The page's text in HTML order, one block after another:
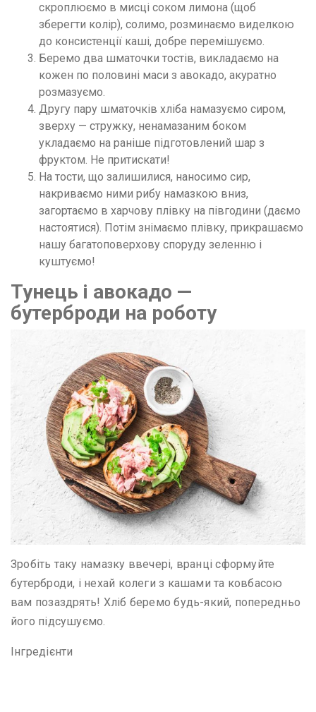
скроплюємо в мисці соком лимона (щоб
зберегти колір), солимо, розминаємо виделкою
до консистенції каші, добре перемішуємо.
Беремо два шматочки тостів, викладаємо на
кожен по половині маси з авокадо, акуратно
розмазуємо.
Другу пару шматочків хліба намазуємо сиром,
зверху — стружку, ненамазаним боком
укладаємо на раніше підготовлений шар з
фруктом. Не притискати!
На тости, що залишилися, наносимо сир,
накриваємо ними рибу намазкою вниз,
загортаємо в харчову плівку на півгодини (даємо
настоятися). Потім знімаємо плівку, прикрашаємо
нашу багатоповерхову споруду зеленню і
куштуємо!
Тунець і авокадо —
бутерброди на роботу
Зробіть таку намазку ввечері, вранці сформуйте
бутерброди, і нехай колеги з кашами та ковбасою
вам позаздрять! Хліб беремо будь-який, попередньо
його підсушуємо.
Інгредієнти